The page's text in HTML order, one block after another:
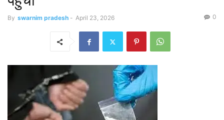
By swarnim pradesh - April 23, 2026 0